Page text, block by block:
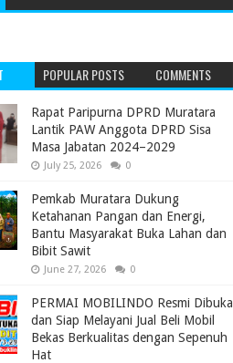
POPULAR POSTS COMMENTS
‎Rapat Paripurna DPRD Muratara
Lantik PAW Anggota DPRD Sisa
Masa Jabatan 2024–2029 ‎
July 25, 2026 0
Pemkab Muratara Dukung
Ketahanan Pangan dan Energi,
Bantu Masyarakat Buka Lahan dan
Bibit Sawit
June 27, 2026 0
PERMAI MOBILINDO Resmi Dibuka
dan Siap Melayani Jual Beli Mobil
Bekas Berkualitas dengan Sepenuh
Hat